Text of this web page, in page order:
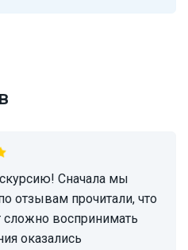
отзывам прочитали, что
воспринимать
оказались